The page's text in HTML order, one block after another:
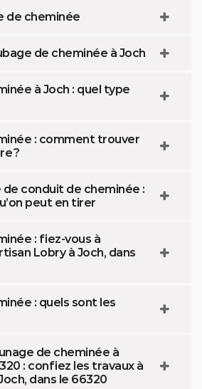
de cheminée
de cheminée à Joch
à Joch : quel type
: comment trouver
?
conduit de cheminée :
peut en tirer
: fiez-vous à
Lobry à Joch, dans
: quels sont les
de cheminée à
: confiez les travaux à
dans le 66320